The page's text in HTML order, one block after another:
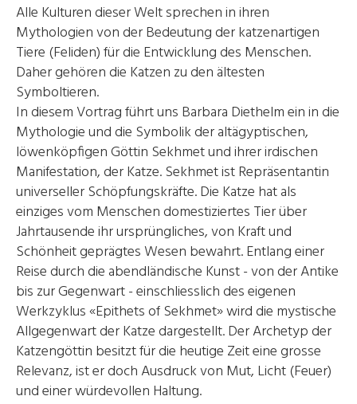
Alle Kulturen dieser Welt sprechen in ihren
Mythologien von der Bedeutung der katzenartigen
Tiere (Feliden) für die Entwicklung des Menschen.
Daher gehören die Katzen zu den ältesten
Symboltieren.
In diesem Vortrag führt uns Barbara Diethelm ein in die
Mythologie und die Symbolik der altägyptischen,
löwenköpfigen Göttin Sekhmet und ihrer irdischen
Manifestation, der Katze. Sekhmet ist Repräsentantin
universeller Schöpfungskräfte. Die Katze hat als
einziges vom Menschen domestiziertes Tier über
Jahrtausende ihr ursprüngliches, von Kraft und
Schönheit geprägtes Wesen bewahrt. Entlang einer
Reise durch die abendländische Kunst - von der Antike
bis zur Gegenwart - einschliesslich des eigenen
Werkzyklus «Epithets of Sekhmet» wird die mystische
Allgegenwart der Katze dargestellt. Der Archetyp der
Katzengöttin besitzt für die heutige Zeit eine grosse
Relevanz, ist er doch Ausdruck von Mut, Licht (Feuer)
und einer würdevollen Haltung.